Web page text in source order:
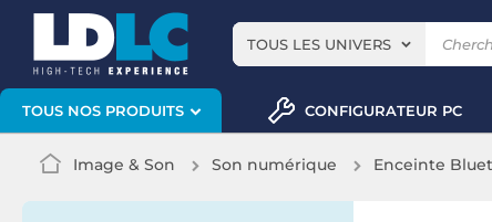
TOUS LES UNIVERS
TOUS NOS PRODUITS CONFIGURATEUR PC
Image & Son Son numérique Enceinte